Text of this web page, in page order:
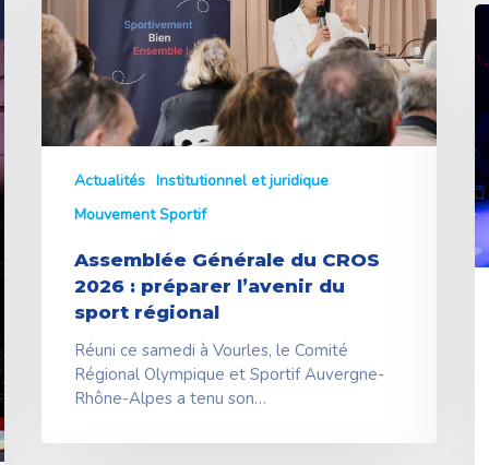
:
préparer
l’avenir
du
sport
régional
Actualités Institutionnel et juridique
Mouvement Sportif
Assemblée Générale du CROS
2026 : préparer l’avenir du
sport régional
Réuni ce samedi à Vourles, le Comité
Régional Olympique et Sportif Auvergne-
Rhône-Alpes a tenu son…
le